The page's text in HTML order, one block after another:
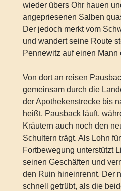
wieder übers Ohr hauen
angepriesenen Salben
Der jedoch merkt vom
und wandert seine Route
Pennewitz auf einen Mann
Von dort an reisen
gemeinsam durch die
der Apothekenstrecke bis
heißt, Pausback läuft,
Kräutern auch noch den
Schultern trägt. Als Lohn
Fortbewegung unterstützt
seinen Geschäften und
den Ruin hineinrennt. Der
schnell getrübt, als die